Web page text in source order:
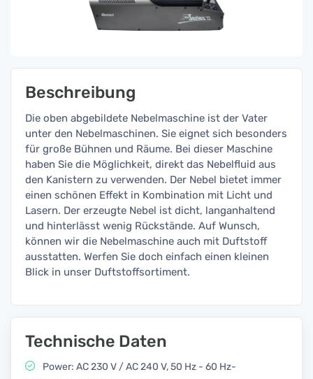
Beschreibung
Die oben abgebildete Nebelmaschine ist der Vater
unter den Nebelmaschinen. Sie eignet sich besonders
für große Bühnen und Räume. Bei dieser Maschine
haben Sie die Möglichkeit, direkt das Nebelfluid aus
den Kanistern zu verwenden. Der Nebel bietet immer
einen schönen Effekt in Kombination mit Licht und
Lasern. Der erzeugte Nebel ist dicht, langanhaltend
und hinterlässt wenig Rückstände. Auf Wunsch,
können wir die Nebelmaschine auch mit Duftstoff
ausstatten. Werfen Sie doch einfach einen kleinen
Blick in unser Duftstoffsortiment.
Technische Daten
Power: AC 230 V / AC 240 V, 50 Hz - 60 Hz-